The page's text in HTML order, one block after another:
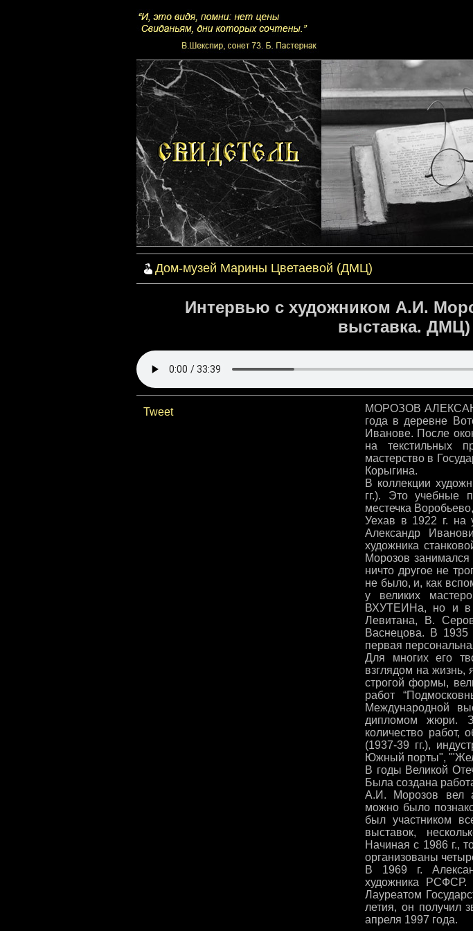
Дом-музей Марины Цветаевой (ДМЦ)
Интервью с художником А.И.
выставка. ДМЦ)
Tweet
МОРОЗОВ
года в деревне
Иванове. После
на текстильных
мастерство в
Корыгина.
В коллекции
гг.). Это учебные
местечка
Уехав в 1922 г. на
Александр
художника
Морозов
ничто другое не
не было, и, как
у великих
ВХУТЕИНа, но и в
Левитана, В.
Васнецова. В 1935
первая
Для многих его
взглядом на жизнь,
строгой формы,
работ
Международной
дипломом жюри.
количество
(1937-39 гг.),
Южный порты",
В годы Великой
Была создана
А.И. Морозов вел
можно было
был участником
выставок,
Начиная с 1986 г.,
организованы
В 1969 г.
художника
Лауреатом
летия, он получил
апреля 1997 года.